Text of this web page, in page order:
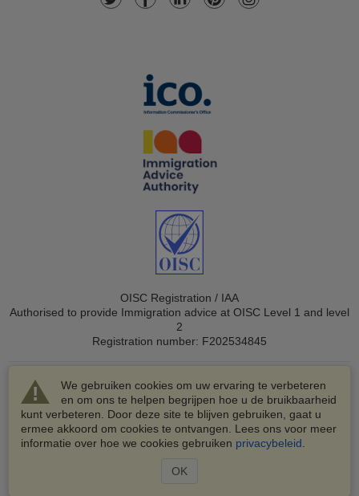
We gebruiken cookies om uw ervaring te verbeteren
en om ons te helpen begrijpen hoe u de bruikbaarheid
kunt verbeteren. Door deze site te blijven gebruiken, gaat u
ermee akkoord om cookies te ontvangen. Lees ons voor meer
informatie over hoe we cookies gebruiken privacybeleid
OK
OISC Registration / IAA
Authorised to provide Immigration advice at OISC Level 1 and level
2
Registration number: F202534845
© 2003-2026 VisaHQ.com, Inc. Alle rechten voorbehouden.
VisaHQ en het VisaHQ-logo zijn geregistreerde
handelsmerken van VisaHQ.com, Inc.